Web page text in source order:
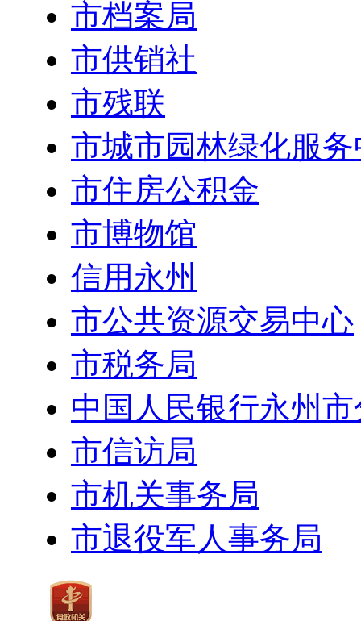
市档案局
市供销社
市残联
市城市园林绿化服
市住房公积金
市博物馆
信用永州
市公共资源交易中心
市税务局
中国人民银行永州
市信访局
市机关事务局
市退役军人事务局